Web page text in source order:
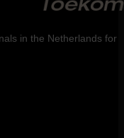
in the Netherlands for